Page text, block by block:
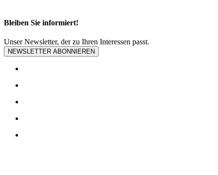
Bleiben Sie informiert!
Unser Newsletter, der zu Ihren Interessen passt.
NEWSLETTER ABONNIEREN